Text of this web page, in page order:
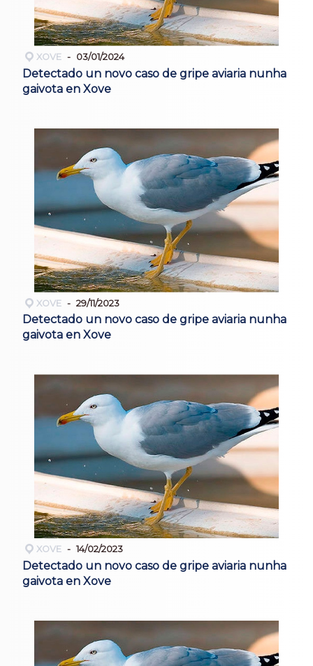
XOVE 03/01/2024
Detectado un novo caso de gripe aviaria nunha
gaivota en Xove
XOVE 29/11/2023
Detectado un novo caso de gripe aviaria nunha
gaivota en Xove
XOVE 14/02/2023
Detectado un novo caso de gripe aviaria nunha
gaivota en Xove